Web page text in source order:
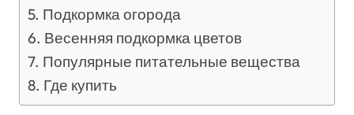
Подкормка огорода
Весенняя подкормка цветов
Популярные питательные вещества
Где купить